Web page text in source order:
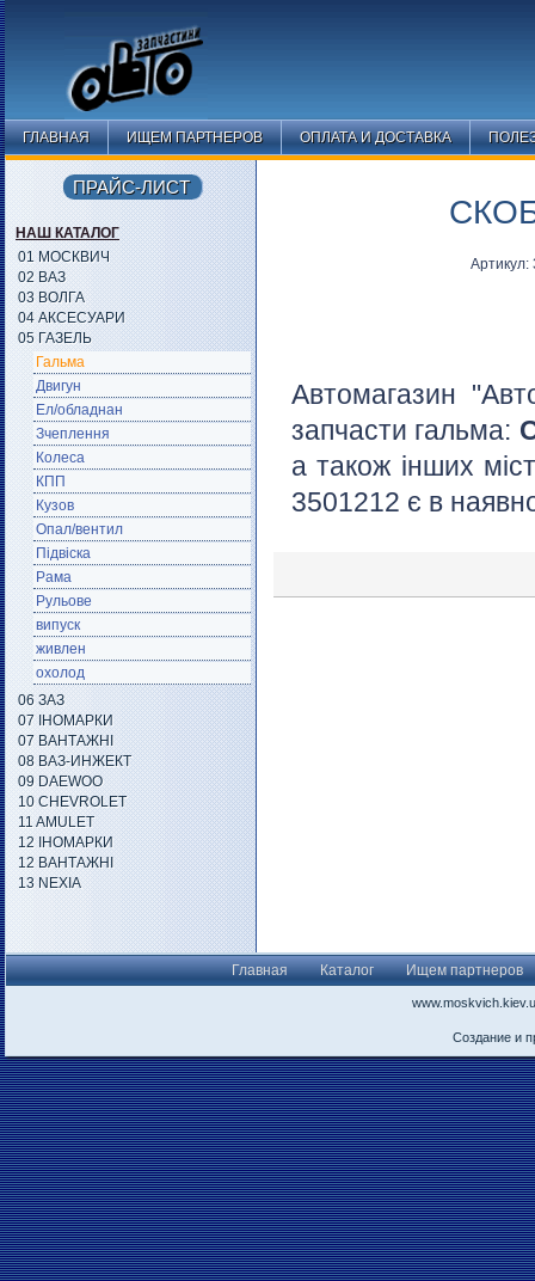
ГЛАВНАЯ ИЩЕМ ПАРТНЕРОВ ОПЛАТА И ДОСТАВКА
Автомагазин
запчасти гальма:
а також інших
3501212 є в
ПРАЙС-ЛИСТ
НАШ КАТАЛОГ
01 МОСКВИЧ
02 ВАЗ
03 ВОЛГА
04 АКСЕСУАРИ
05 ГАЗЕЛЬ
Гальма
Двигун
Ел/обладнан
Зчеплення
Колеса
КПП
Кузов
Опал/вентил
Підвіска
Рама
Рульове
випуск
живлен
охолод
06 ЗАЗ
07 ІНОМАРКИ
07 ВАНТАЖНІ
08 ВАЗ-ИНЖЕКТ
09 DAEWOO
10 CHEVROLET
11 AMULET
12 ІНОМАРКИ
12 ВАНТАЖНІ
13 NEXIA
Главная Каталог Ищем партнеров
Создание и